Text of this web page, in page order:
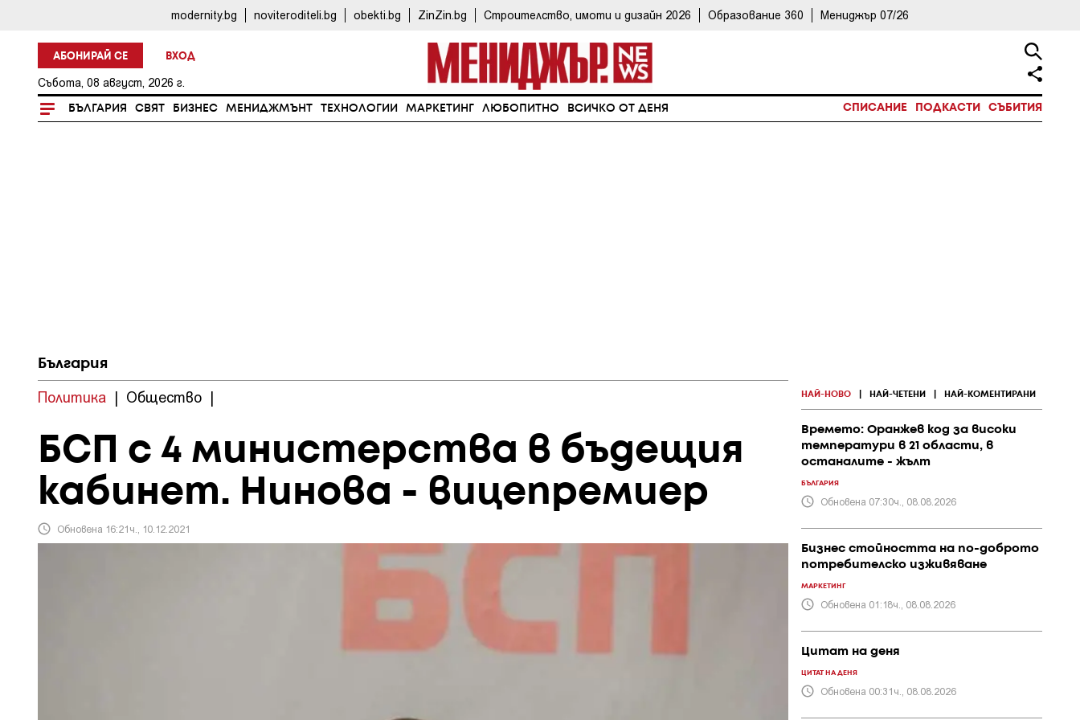
modernity.bg noviteroditeli.bg obekti.bg ZinZin.bg Строителство, имоти и дизайн 2026 Образование 360 Мениджър 07/26
АБОНИРАЙ СЕ ВХОД
Събота, 08 август, 2026 г.
БЪЛГАРИЯ СВЯТ БИЗНЕС МЕНИДЖМЪНТ ТЕХНОЛОГИИ МАРКЕТИНГ ЛЮБОПИТНО ВСИЧКО ОТ ДЕНЯ СПИСАНИЕ ПОДКАСТИ СЪБИТИЯ
България
Политика | Общество |
БСП с 4 министерства в бъдещия
кабинет. Нинова - вицепремиер
Обновена 16:21ч., 10.12.2021
НАЙ-НОВО НАЙ-ЧЕТЕНИ НАЙ-КОМЕНТИРАНИ
Времето: Оранжев код за високи
температури в 21 области, в
останалите - жълт
БЪЛГАРИЯ
Обновена 07:30ч., 08.08.2026
Бизнес стойността на по-доброто
потребителско изживяване
МАРКЕТИНГ
Обновена 01:18ч., 08.08.2026
Цитат на деня
ЦИТАТ НА ДЕНЯ
Обновена 00:31ч., 08.08.2026